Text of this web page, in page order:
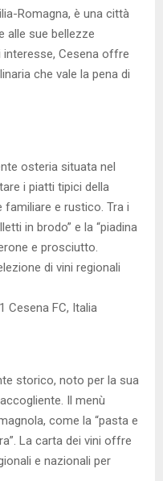
Romagna, è una città
alle sue bellezze
Cesena offre
che vale la pena di
osteria situata nel
i piatti tipici della
familiare e rustico. Tra i
in brodo” e la “piadina
e prosciutto.
di vini regionali
Cesena FC, Italia
storico, noto per la sua
Il menù
come la “pasta e
La carta dei vini offre
e nazionali per